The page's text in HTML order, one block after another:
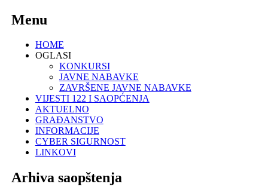
Menu
HOME
OGLASI
KONKURSI
JAVNE NABAVKE
ZAVRŠENE JAVNE NABAVKE
VIJESTI 122 I SAOPĆENJA
AKTUELNO
GRAĐANSTVO
INFORMACIJE
CYBER SIGURNOST
LINKOVI
Arhiva saopštenja